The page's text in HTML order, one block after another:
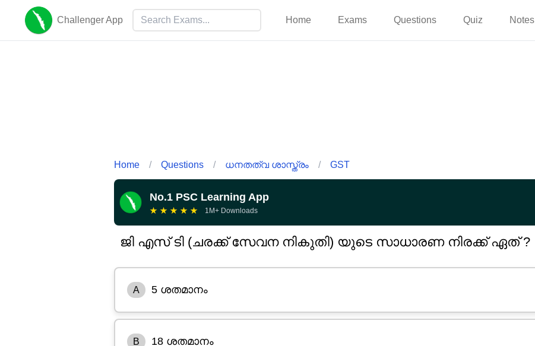
Challenger App Home Exams Questions Quiz Notes
Home / Questions / ധനതത്വ ശാസ്ത്രം / GST
No.1 PSC Learning App
★ ★ ★ ★ ★ 1M+ Downloads
ജി എസ് ടി (ചരക്ക് സേവന നികുതി) യുടെ സാധാരണ നിരക്ക് ഏത് ?
A 5 ശതമാനം
B 18 ശതമാനം